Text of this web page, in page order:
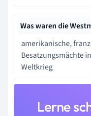
Was waren die
amerikanische,
Besatzungsmächte
Weltkrieg
Lerne